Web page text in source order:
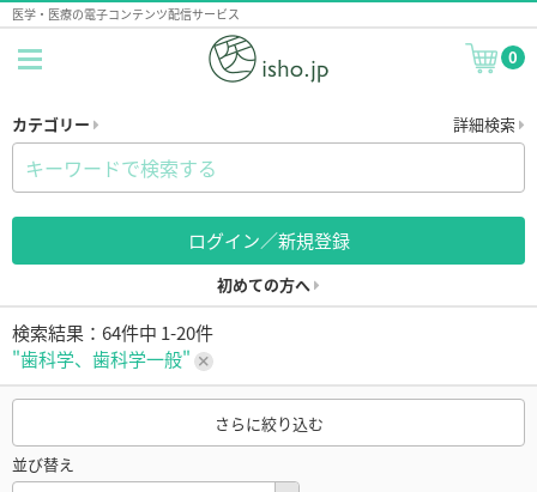
医学・医療の電子コンテンツ配信サービス
0
カテゴリー 詳細検索
ログイン／新規登録
初めての方へ
検索結果：64件中 1-20件
"歯科学、歯科学一般"
さらに絞り込む
並び替え